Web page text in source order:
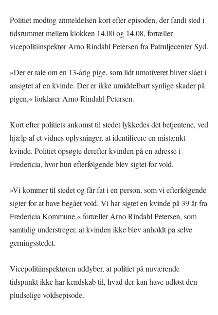
Politiet modtog anmeldelsen kort efter episoden, der fandt sted i
tidsrummet mellem klokken 14.00 og 14.08, fortæller
vicepolitiinspektør Arno Rindahl Petersen fra Patruljecenter Syd.
»Der er tale om en 13-årig pige, som lidt umotiveret bliver slået i
ansigtet af en kvinde. Der er ikke umiddelbart synlige skader på
pigen,« forklarer Arno Rindahl Petersen.
Kort efter politiets ankomst til stedet lykkedes det betjentene, ved
hjælp af et vidnes oplysninger, at identificere en mistænkt
kvinde. Politiet opsøgte derefter kvinden på en adresse i
Fredericia, hvor hun efterfølgende blev sigtet for vold.
»Vi kommer til stedet og får fat i en person, som vi efterfølgende
sigter for at have begået vold. Vi har sigtet en kvinde på 39 år fra
Fredericia Kommune,« fortæller Arno Rindahl Petersen, som
samtidig understreger, at kvinden ikke blev anholdt på selve
gerningsstedet.
Vicepolitiinspektøren uddyber, at politiet på nuværende
tidspunkt ikke har kendskab til, hvad der kan have udløst den
pludselige voldsepisode.